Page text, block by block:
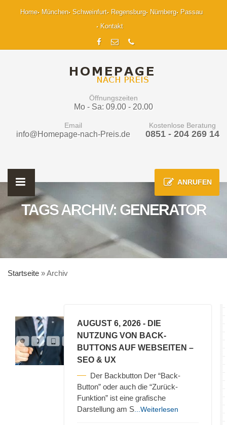
Home München Schweinfurt Regensburg Nürnberg
Passau
Kontakt
Öffnungszeiten
Mo - Sa: 09.00 - 20.00
Email
info@Homepage-nach-Preis.de
Kostenlose Beratung
0851 - 204 269 14
ANRUFEN
TAGS ARCHIV: GENERATOR
Startseite »Archiv
AUGUST 6, 2026 - DIE
NUTZUNG VON BACK-
BUTTONS AUF WEBSEITEN –
SEO & UX
Der Backbutton Der “Back-
Button” oder auch die “Zurück-
Funktion” ist eine grafische
Darstellung am S ...Weiterlesen